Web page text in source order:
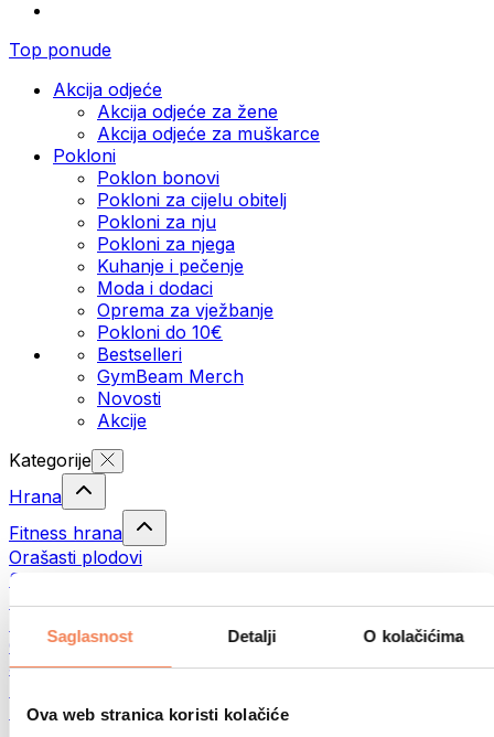
Saglasnost Detalji O kolačićima
Ova web stranica koristi kolačiće
Top ponude
Akcija odjeće
Akcija odjeće za žene
Akcija odjeće za muškarce
Pokloni
Poklon bonovi
Pokloni za cijelu obitelj
Pokloni za nju
Pokloni za njega
Kuhanje i pečenje
Moda i dodaci
Oprema za vježbanje
Pokloni do 10€
Bestselleri
GymBeam Merch
Novosti
Akcije
Kategorije
Hrana
Fitness hrana
Orašasti plodovi
Sjemenke
Namazi i paste
Gotovi obroci
Jaja
Meso